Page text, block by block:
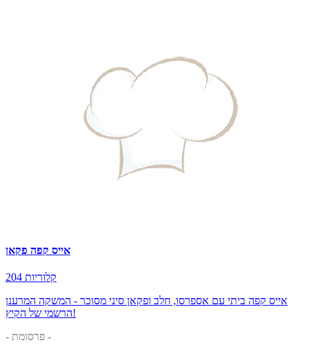
אייס קפה פקאן
204 קלוריות
אייס קפה ביתי עם אספרסו, חלב ופקאן סיני מסוכר - המשקה המרענן
הרשמי של הקיץ!
- פרסומת -